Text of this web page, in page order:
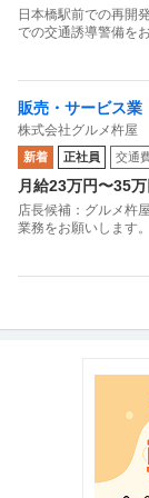
日本橋駅前での再開
での交通誘導警備を
販売・サービス業
株式会社グルメ杵屋
新着 正社員 交通
月給23万円〜35万
店長候補：グルメ杵
業務をお願いします